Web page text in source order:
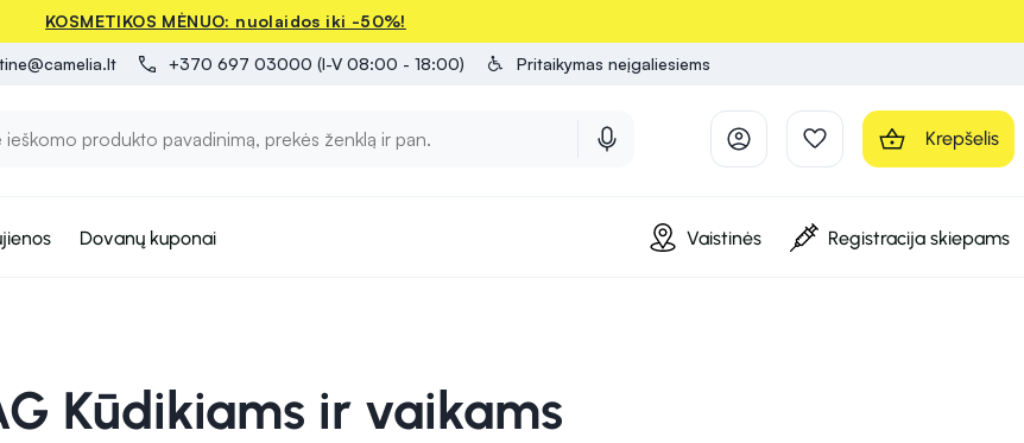
KOSMETIKOS MĖNUO: nuolaidos iki -50%!
+370 697 03000 (I-V 08:00 - 18:00) Pritaikymas neįgaliesiems
Krepšelis
Dovanų kuponai Vaistinės Registracija skiepams
Kūdikiams ir vaikams